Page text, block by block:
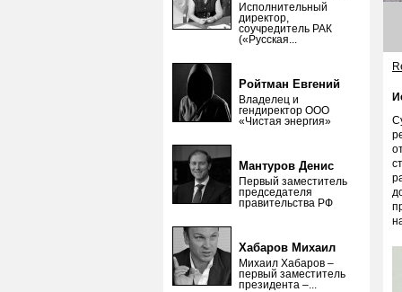
Исполнительный
директор,
соучредитель РАК
(«Русская...
Ройтман Евгений
Владелец и
гендиректор ООО
«Чистая энергия»
Мантуров Денис
Первый заместитель
председателя
правительства РФ
Хабаров Михаил
Михаил Хабаров –
первый заместитель
президента –...